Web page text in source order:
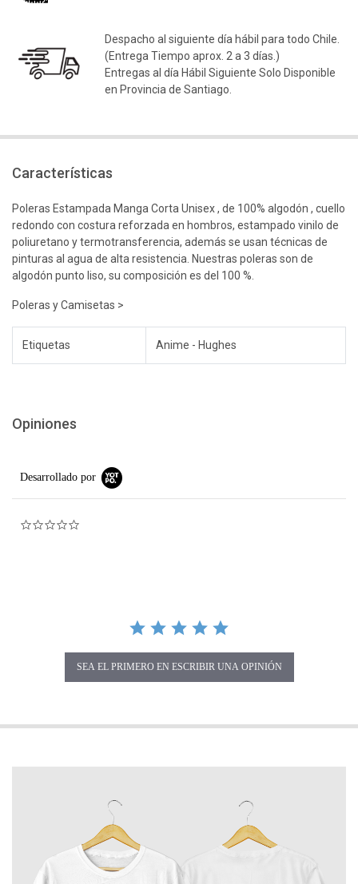
Despacho al siguiente día hábil para todo Chile.
(Entrega Tiempo aprox. 2 a 3 días.)
Entregas al día Hábil Siguiente Solo Disponible
en Provincia de Santiago.
Características
Poleras Estampada Manga Corta Unisex , de 100% algodón , cuello
redondo con costura reforzada en hombros, estampado vinilo de
poliuretano y termotransferencia, además se usan técnicas de
pinturas al agua de alta resistencia. Nuestras poleras son de
algodón punto liso, su composición es del 100 %.
Poleras y Camisetas >
Etiquetas Anime - Hughes
Opiniones
Desarrollado por
SEA EL PRIMERO EN ESCRIBIR UNA OPINIÓN